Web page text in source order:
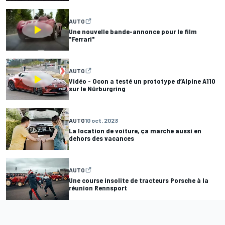
AUTO
Une nouvelle bande-annonce pour le film
"Ferrari"
AUTO
Vidéo - Ocon a testé un prototype d’Alpine A110
sur le Nürburgring
AUTO10 oct. 2023
La location de voiture, ça marche aussi en
dehors des vacances
AUTO
Une course insolite de tracteurs Porsche à la
réunion Rennsport